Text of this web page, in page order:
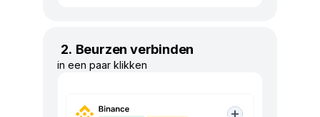
Beurzen verbinden
in een paar klikken